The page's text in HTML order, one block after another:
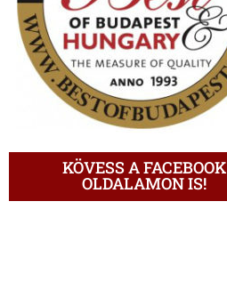
KÖVESS A FACEBOOK
OLDALAMON IS!